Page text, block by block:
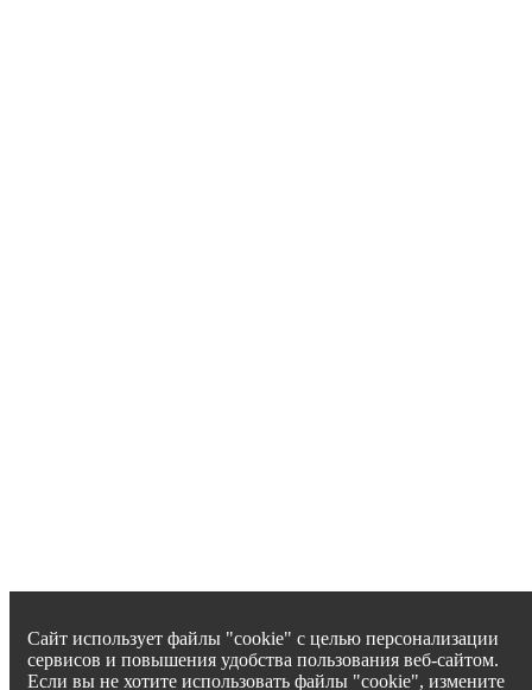
Сайт использует файлы "cookie" с целью персонализации
сервисов и повышения удобства пользования веб-сайтом.
Если вы не хотите использовать файлы "cookie", измените